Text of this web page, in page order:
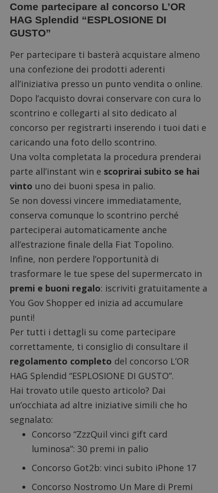
Come partecipare al concorso L’OR
HAG Splendid “ESPLOSIONE DI
GUSTO”
Per partecipare ti basterà acquistare almeno
una confezione dei prodotti aderenti
all’iniziativa presso un punto vendita o online.
Dopo l’acquisto dovrai conservare con cura lo
scontrino e collegarti al sito dedicato al
concorso per registrarti inserendo i tuoi dati e
caricando una foto dello scontrino.
Una volta completata la procedura prenderai
parte all’instant win e scoprirai subito se hai
vinto uno dei buoni spesa in palio.
Se non dovessi vincere immediatamente,
conserva comunque lo scontrino perché
parteciperai automaticamente anche
all’estrazione finale della Fiat Topolino.
Infine, non perdere l’opportunità di
trasformare le tue spese del supermercato in
premi e buoni regalo: iscriviti gratuitamente a
You Gov Shopper ed inizia ad accumulare
punti!
Per tutti i dettagli su come partecipare
correttamente, ti consiglio di consultare il
regolamento completo del concorso L’OR
HAG Splendid “ESPLOSIONE DI GUSTO”.
Hai trovato utile questo articolo? Dai
un’occhiata ad altre iniziative simili che ho
segnalato:
Concorso “ZzzQuil vinci gift card
luminosa”: 30 premi in palio
Concorso Got2b: vinci subito iPhone 17
Concorso Nostromo Un Mare di Premi